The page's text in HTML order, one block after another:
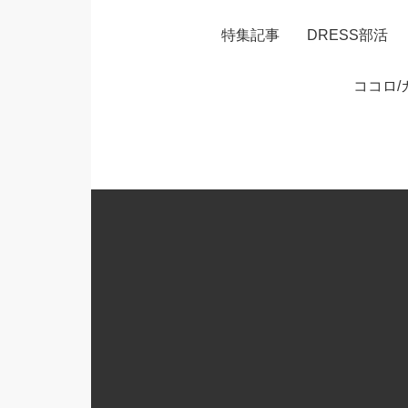
特集記事 DRESS部活
ココロ/